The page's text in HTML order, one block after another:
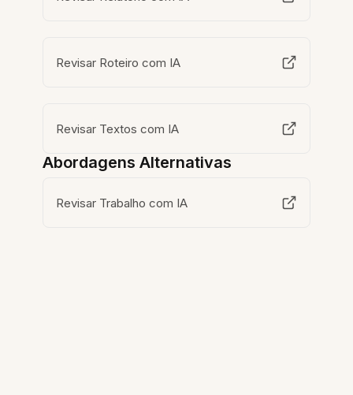
Revisar Roteiro com IA
Revisar Textos com IA
Abordagens Alternativas
Revisar Trabalho com IA